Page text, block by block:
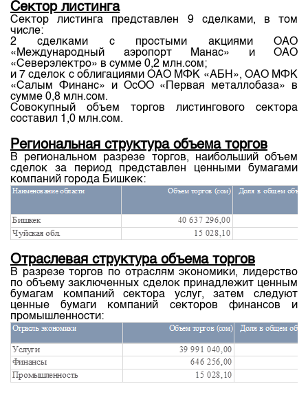
Сектор листинга
Сектор листинга представлен 9 сделками, в том
числе:
2 сделками с простыми акциями ОАО
«Международный аэропорт Манас» и ОАО
«Северэлектро» в сумме 0,2 млн.сом;
и 7 сделок с облигациями ОАО МФК «АБН», ОАО МФК
«Салым Финанс» и ОсОО «Первая металлобаза» в
сумме 0,8 млн.сом.
Совокупный объем торгов листингового сектора
составил 1,0 млн.сом.
Региональная структура объема торгов
В региональном разрезе торгов, наибольший объем
сделок за период представлен ценными бумагами
компаний города Бишкек:
Отраслевая структура объема торгов
В разрезе торгов по отраслям экономики, лидерство
по объему заключенных сделок принадлежит ценным
бумагам компаний сектора услуг, затем следуют
ценные бумаги компаний секторов финансов и
промышленности: